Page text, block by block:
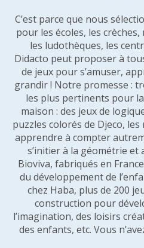
C’est parce que nous
pour les écoles, les
les ludothèques, les
Didacto peut proposer à
de jeux pour s’amuser,
grandir ! Notre promesse :
les plus pertinents pour
maison : des jeux de
puzzles colorés de Djeco,
apprendre à compter
s’initier à la géométrie et
Bioviva, fabriqués en
du développement de
chez Haba, plus de 200
construction pour
l’imagination, des loisirs
des enfants, etc. Vous